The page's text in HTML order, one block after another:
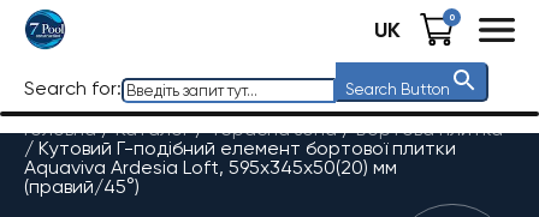
UK 0
Search for: Search Button
Головна / Каталог/Терасна зона/Бортова плитка
/ Кутовий Г-подібний елемент бортової плитки
Aquaviva Ardesia Loft, 595x345x50(20) мм
(правий/45°)